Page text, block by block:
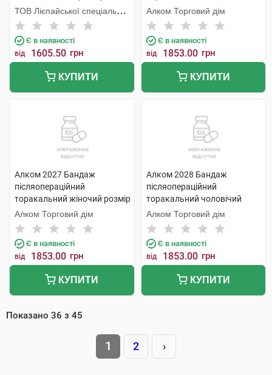
шт
ТОВ Лієпайської спеціальної
економічної зони Лаума
Медікал,
Є в наявності
від 1605.50 грн
КУПИТИ
розмір 5 сірий 1 шт
Алком Торговий дім
Є в наявності
від 1853.00 грн
КУПИТИ
Алком 2027 Бандаж
післяопераційний
торакальний жіночий розмір
5 1 шт
Алком Торговий дім
Є в наявності
від 1853.00 грн
КУПИТИ
Алком 2028 Бандаж
післяопераційний
торакальний чоловічий
розмір 6 сірий 1 шт
Алком Торговий дім
Є в наявності
від 1853.00 грн
КУПИТИ
Показано 36 з 45
1 2 ›